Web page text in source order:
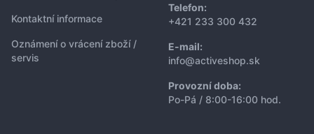
Kontaktní informace
Oznámení o vrácení zboží /
servis
Telefon:
+421 233 300 432
E-mail:
info@activeshop.sk
Provozní doba:
Po-Pá / 8:00-16:00 hod.